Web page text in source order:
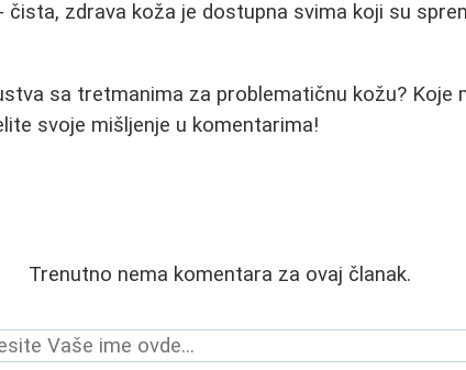
čista, zdrava koža je dostupna svima koji su
sa tretmanima za problematičnu kožu? Koje
svoje mišljenje u komentarima!
Trenutno nema komentara za ovaj članak.